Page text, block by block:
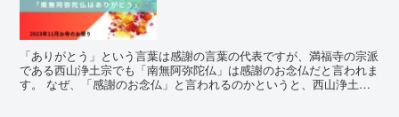
「ありがとう」という言葉は感謝の言葉の代表ですが、満福寺の宗派
である西山浄土宗でも「南無阿弥陀仏」は感謝のお念仏だと言われま
す。 なぜ、「感謝のお念仏」と言われるのかというと、西山浄土宗